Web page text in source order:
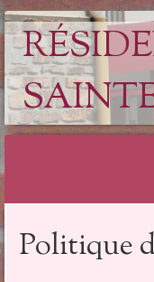
au
Politique